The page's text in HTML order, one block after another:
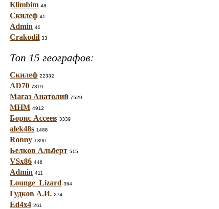
Klimbim 48
Скилеф 41
Admin 40
Crakodil 33
Топ 15 географов:
Скилеф 22332
AD70 7819
Магаз Анатолий 7529
МНМ 4912
Борис Ассеев 3339
alek48s 1488
Ronny 1390
Белков Альберт 515
VSx86 446
Admin 411
Lounge_Lizard 364
Гудков А.И. 274
Ed4x4 261